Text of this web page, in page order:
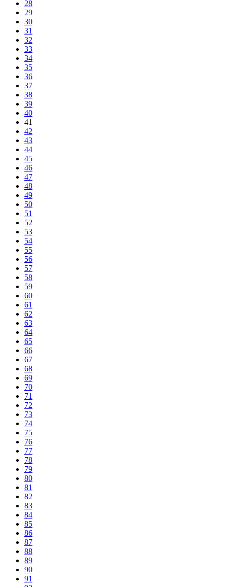
28
29
30
31
32
33
34
35
36
37
38
39
40
41
42
43
44
45
46
47
48
49
50
51
52
53
54
55
56
57
58
59
60
61
62
63
64
65
66
67
68
69
70
71
72
73
74
75
76
77
78
79
80
81
82
83
84
85
86
87
88
89
90
91